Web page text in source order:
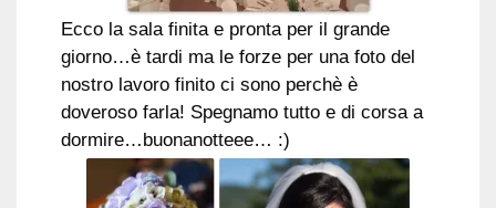
Ecco la sala finita e pronta per il grande
giorno…è tardi ma le forze per una foto del
nostro lavoro finito ci sono perchè è
doveroso farla! Spegnamo tutto e di corsa a
dormire…buonanotteee… :)